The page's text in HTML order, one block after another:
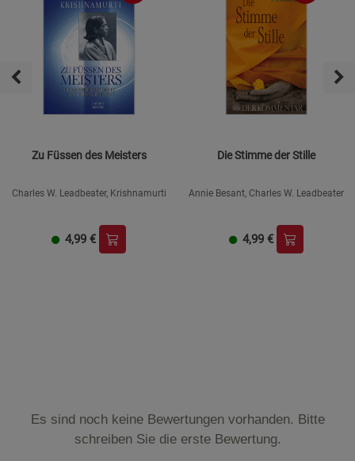
Zu Füssen des Meisters
Charles W. Leadbeater, Krishnamurti
4,99 €
Die Stimme der Stille
Annie Besant, Charles W. Leadbeater
4,99 €
Es sind noch keine Bewertungen vorhanden. Bitte
schreiben Sie die erste Bewertung.